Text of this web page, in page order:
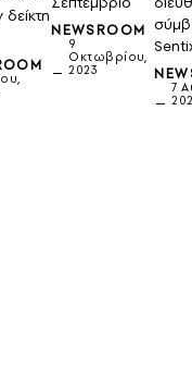
NEWSROOM
9
Οκτωβρίου,
2023
7